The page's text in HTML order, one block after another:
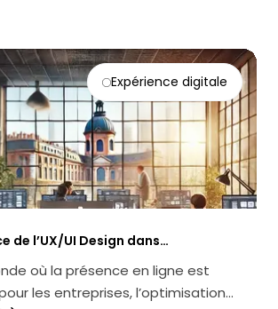
Expérience digitale
de l’UX/UI Design dans
des sites web à Toulouse
où la présence en ligne est
les entreprises, l’optimisation